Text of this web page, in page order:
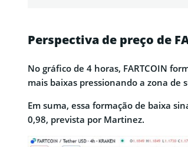
Perspectiva de preço de
No gráfico de 4 horas, FARTCOIN
mais baixas pressionando a zona de
Em suma, essa formação de baixa
0,98, prevista por Martinez.